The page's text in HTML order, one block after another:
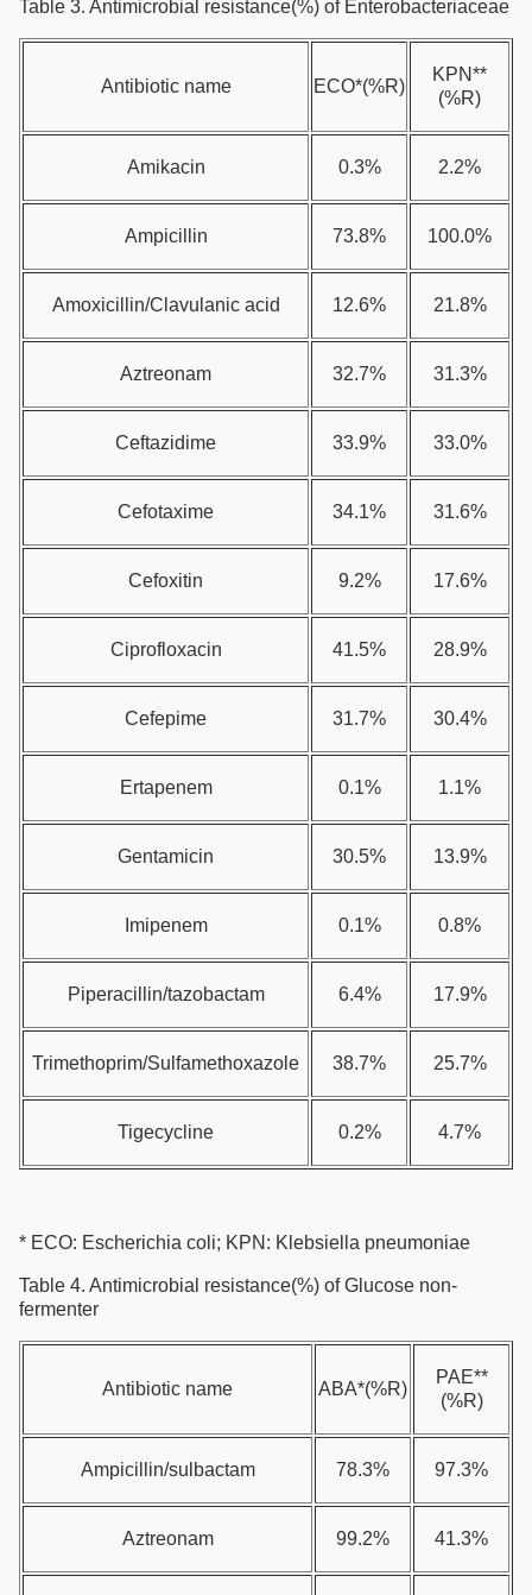
Table 3. Antimicrobial resistance(%) of Enterobacteriaceae
Antibiotic name ECO*(%R)
KPN**
(%R)
Amikacin 0.3% 2.2%
Ampicillin 73.8% 100.0%
Amoxicillin/Clavulanic acid 12.6% 21.8%
Aztreonam 32.7% 31.3%
Ceftazidime 33.9% 33.0%
Cefotaxime 34.1% 31.6%
Cefoxitin 9.2% 17.6%
Ciprofloxacin 41.5% 28.9%
Cefepime 31.7% 30.4%
Ertapenem 0.1% 1.1%
Gentamicin 30.5% 13.9%
Imipenem 0.1% 0.8%
Piperacillin/tazobactam 6.4% 17.9%
Trimethoprim/Sulfamethoxazole 38.7% 25.7%
Tigecycline 0.2% 4.7%
* ECO: Escherichia coli; KPN: Klebsiella pneumoniae
Table 4. Antimicrobial resistance(%) of Glucose non-
fermenter
Antibiotic name ABA*(%R)
PAE**
(%R)
Ampicillin/sulbactam 78.3% 97.3%
Aztreonam 99.2% 41.3%